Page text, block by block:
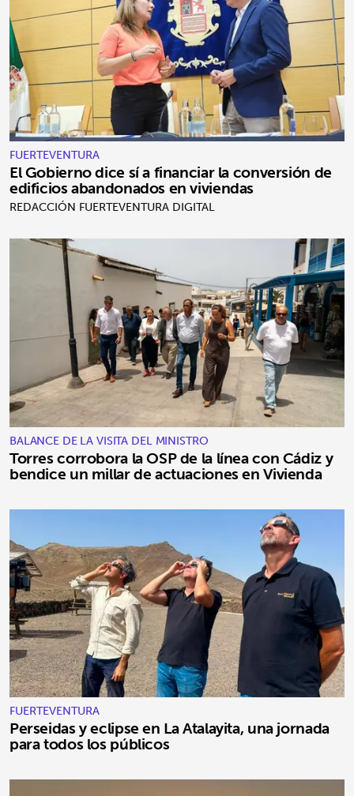
FUERTEVENTURA
El Gobierno dice sí a financiar la conversión de
edificios abandonados en viviendas
REDACCIÓN FUERTEVENTURA DIGITAL
BALANCE DE LA VISITA DEL MINISTRO
Torres corrobora la OSP de la línea con Cádiz y
bendice un millar de actuaciones en Vivienda
FUERTEVENTURA
Perseidas y eclipse en La Atalayita, una jornada
para todos los públicos